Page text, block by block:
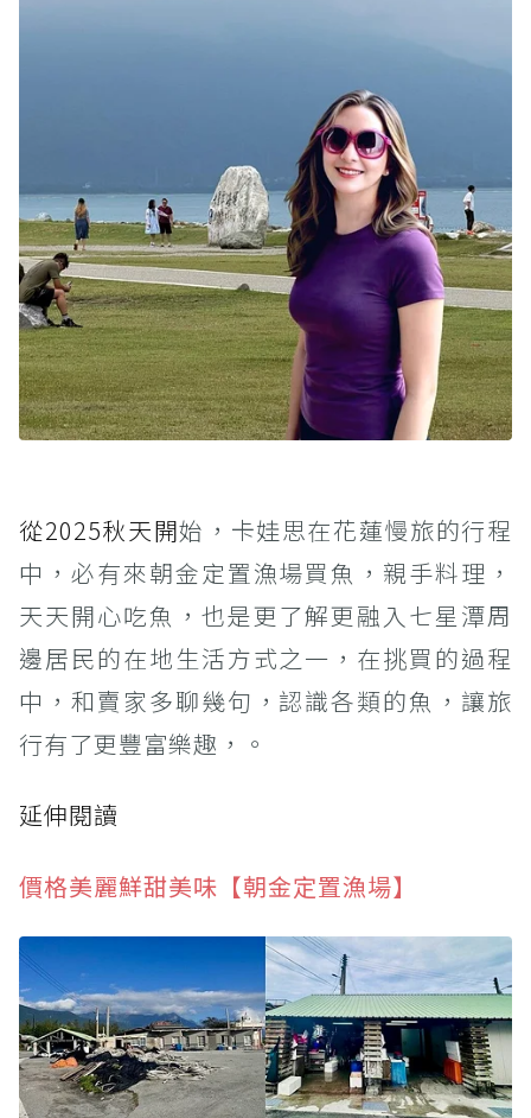
從2025秋天開始，卡娃思在花蓮慢旅的行程
中，必有來朝金定置漁場買魚，親手料理，
天天開心吃魚，也是更了解更融入七星潭周
邊居民的在地生活方式之一，在挑買的過程
中，和賣家多聊幾句，認識各類的魚，讓旅
行有了更豐富樂趣，。
延伸閱讀
價格美麗鮮甜美味【朝金定置漁場】